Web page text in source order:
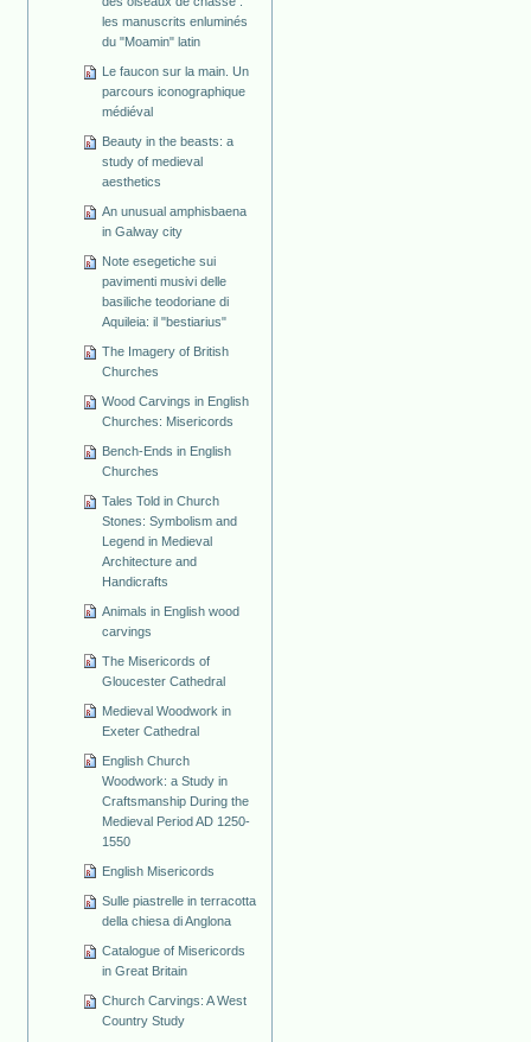
les manuscrits enluminés
du "Moamin" latin
Le faucon sur la main. Un
parcours iconographique
médiéval
Beauty in the beasts: a
study of medieval
aesthetics
An unusual amphisbaena
in Galway city
Note esegetiche sui
pavimenti musivi delle
basiliche teodoriane di
Aquileia: il "bestiarius"
The Imagery of British
Churches
Wood Carvings in English
Churches: Misericords
Bench-Ends in English
Churches
Tales Told in Church
Stones: Symbolism and
Legend in Medieval
Architecture and
Handicrafts
Animals in English wood
carvings
The Misericords of
Gloucester Cathedral
Medieval Woodwork in
Exeter Cathedral
English Church
Woodwork: a Study in
Craftsmanship During the
Medieval Period AD 1250-
1550
English Misericords
Sulle piastrelle in terracotta
della chiesa di Anglona
Catalogue of Misericords
in Great Britain
Church Carvings: A West
Country Study